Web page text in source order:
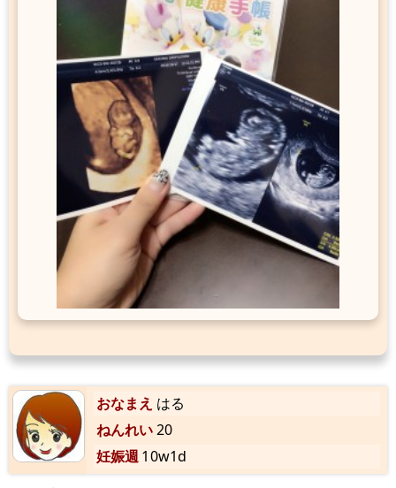
おなまえ はる
ねんれい20
妊娠週10w1d